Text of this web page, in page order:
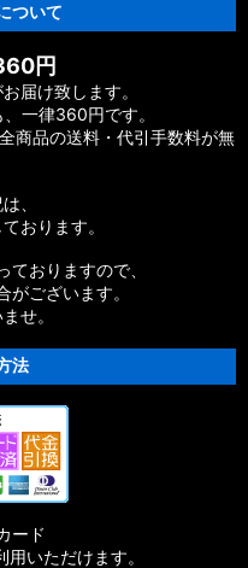
ついて
円
届け致します。
一律360円です。
商品の送料・代引手数料が無
、
おります。
おりますので、
がございます。
せ。
法
ード
いただけます。